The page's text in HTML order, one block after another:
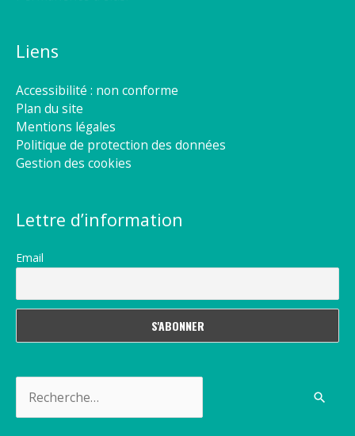
Liens
Accessibilité : non conforme
Plan du site
Mentions légales
Politique de protection des données
Gestion des cookies
Lettre d’information
Email